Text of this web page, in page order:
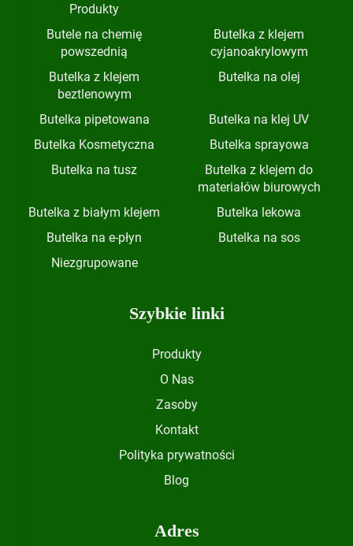
Produkty
Butele na chemię
powszednią
Butelka z klejem
cyjanoakrylowym
Butelka z klejem
beztlenowym
Butelka na olej
Butelka pipetowana
Butelka na klej UV
Butelka Kosmetyczna
Butelka sprayowa
Butelka na tusz
Butelka z klejem do
materiałów biurowych
Butelka z białym klejem
Butelka lekowa
Butelka na e-płyn
Butelka na sos
Niezgrupowane
Szybkie linki
Produkty
O Nas
Zasoby
Kontakt
Polityka prywatności
Blog
Adres